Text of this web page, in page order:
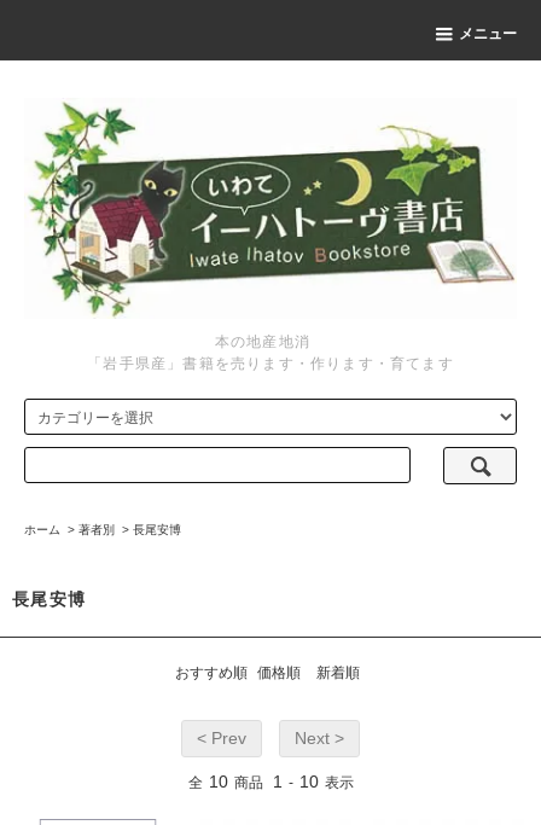
メニュー
本の地産地消
「岩手県産」書籍を売ります・作ります・育てます
ホーム > 著者別 > 長尾安博
長尾安博
おすすめ順 価格順 新着順
< Prev Next >
全 10 商品 1 - 10 表示